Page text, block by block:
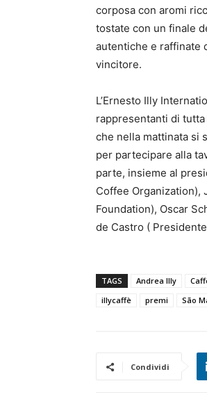
corposa con aromi
tostate con un finale
autentiche e raffinate
vincitore.
L’Ernesto Illy
rappresentanti di
che nella mattinata si
per partecipare alla
parte, insieme al
Coffee Organization),
Foundation), Oscar
de Castro (
TAGS Andrea Illy
illycaffè
premi São
Condividi